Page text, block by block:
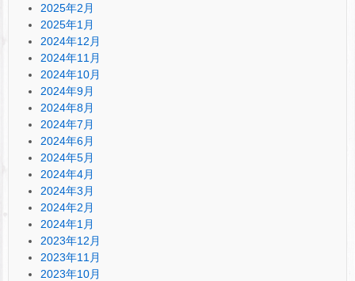
2025年2月
2025年1月
2024年12月
2024年11月
2024年10月
2024年9月
2024年8月
2024年7月
2024年6月
2024年5月
2024年4月
2024年3月
2024年2月
2024年1月
2023年12月
2023年11月
2023年10月